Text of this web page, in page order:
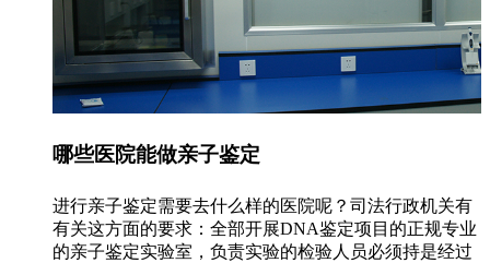
哪些医院能做亲子鉴定
进行亲子鉴定需要去什么样的医院呢？司法行政机关有
有关这方面的要求：全部开展DNA鉴定项目的正规专业
的亲子鉴定实验室，负责实验的检验人员必须持是经过